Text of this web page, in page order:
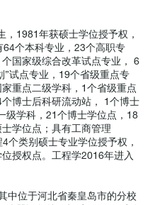
1981年获硕士学位授予权，
个本科专业，23个高职专
国家级综合改革试点专业， 6
”试点专业，19个省级重点专
重点二级学科，1个省级重点
博士后科研流动站， 1个博士
级学科，21个博士学位点，18
学位点；具有工商管理
个类别硕士专业学位授予权，
授权点。工程学2016年进入
位于河北省秦皇岛市的分校